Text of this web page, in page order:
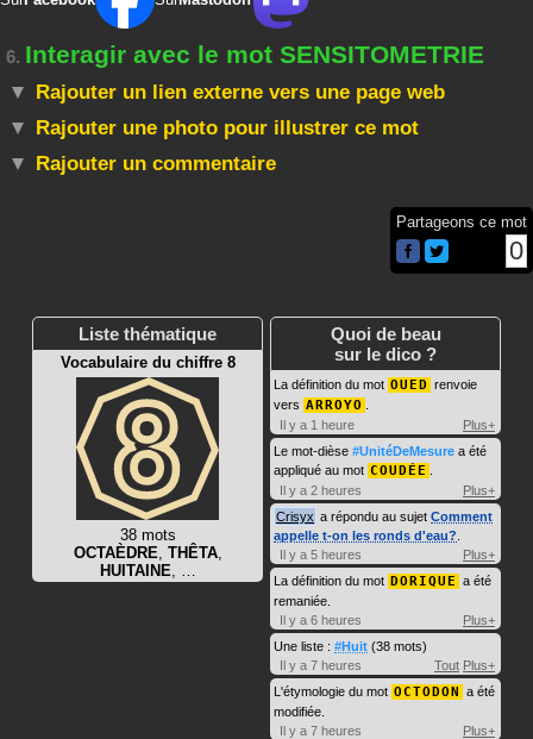
6. Interagir avec le mot SENSITOMETRIE
Rajouter un lien externe vers une page web
Rajouter une photo pour illustrer ce mot
Rajouter un commentaire
Partageons ce mot
0
Liste thématique
Vocabulaire du chiffre 8
38 mots
OCTAÈDRE, THÊTA,
HUITAINE, …
Quoi de beau
sur le dico ?
La définition du mot OUED renvoie
vers ARROYO
Il y a 1 heure
Plus+
Le mot-dièse #UnitéDeMesure a été
appliqué au mot COUDÉE
Il y a 2 heures
Plus+
Crisyx a répondu au sujet Comment
appelle t-on les ronds d'eau?
Il y a 5 heures
Plus+
La définition du mot DORIQUE a été
remaniée.
Il y a 6 heures
Plus+
Une liste : #Huit (38 mots)
Il y a 7 heures
Tout Plus+
L'étymologie du mot OCTODON a été
modifiée.
Il y a 7 heures
Plus+